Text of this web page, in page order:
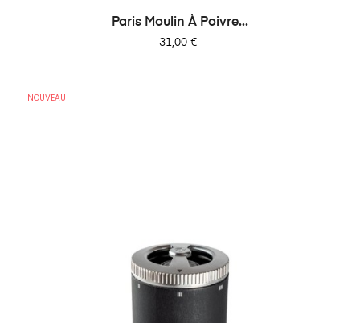
Paris Moulin À Poivre...
Prix
31,00 €
NOUVEAU